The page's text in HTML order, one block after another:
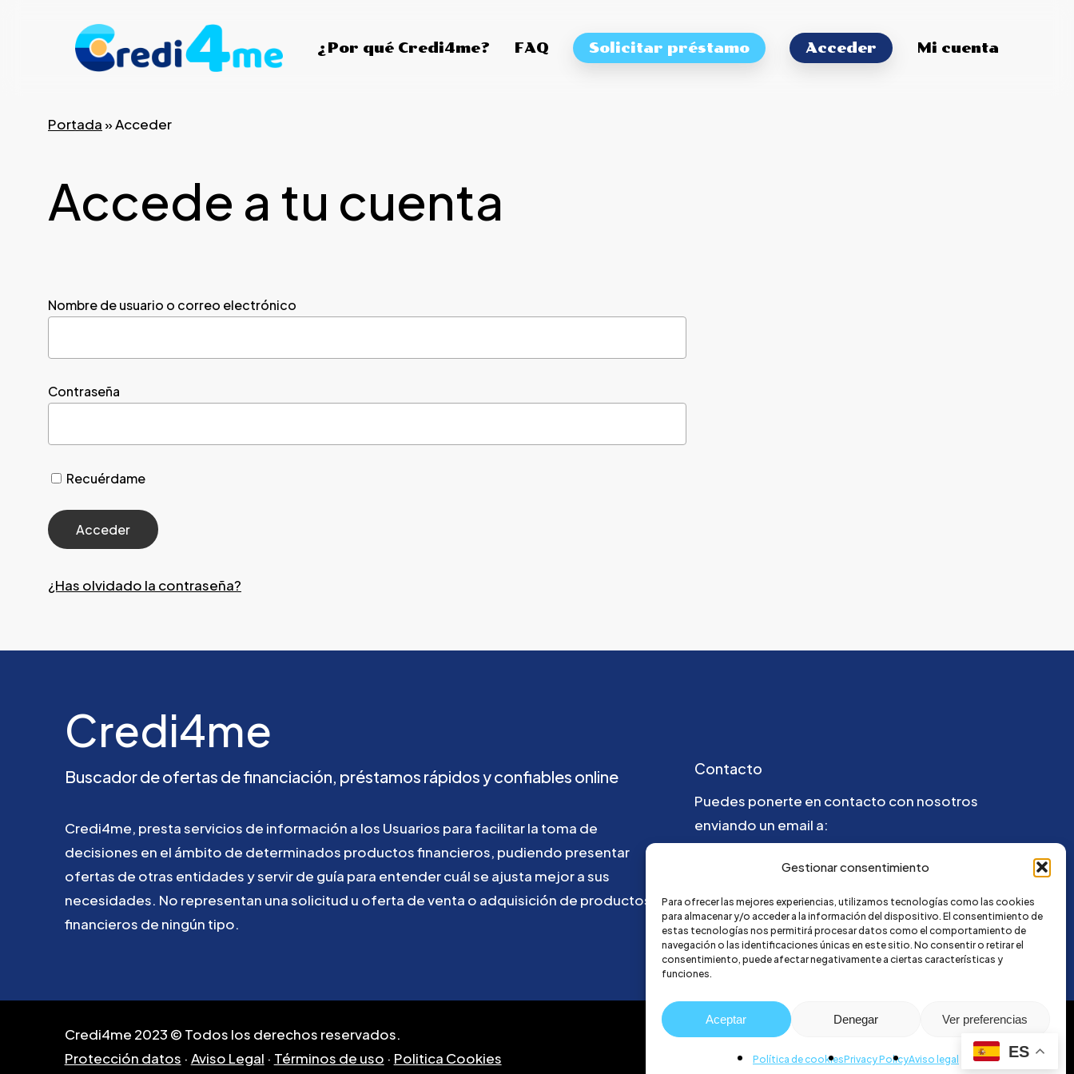
Gestionar consentimiento
Para ofrecer las mejores experiencias, utilizamos tecnologías como las cookies
para almacenar y/o acceder a la información del dispositivo. El consentimiento de
estas tecnologías nos permitirá procesar datos como el comportamiento de
navegación o las identificaciones únicas en este sitio. No consentir o retirar el
consentimiento, puede afectar negativamente a ciertas características y
funciones.
Aceptar Denegar Ver preferencias
Política de cookiesPrivacy PolicyAviso legal
¿Por qué Credi4me? FAQ Solicitar préstamo Acceder Mi cuenta
Portada»Acceder
Accede a tu cuenta
Nombre de usuario o correo electrónico
Contraseña
Recuérdame
¿Has olvidado la contraseña?
Credi4me
Buscadordeofertas definanciación, préstamos rápidosyconfiables online
Credi4me, prestaservicios de información a los Usuarios para facilitarla toma de
decisiones en el ámbito de determinados productosfinancieros, pudiendo presentar
ofertas de otras entidadesyservirde guía para entendercuálse ajusta mejorasus
necesidades. No representan unasolicitud u oferta deventa o adquisición de productos
financieros de ningún tipo.
Contacto
Puedes ponerte en contacto con nosotros
enviando un email a:
hola@credi4me.com
Credi4me 2023 © Todos los derechos reservados.
Protección datos · Aviso Legal · Términos de uso · Politica Cookies ES